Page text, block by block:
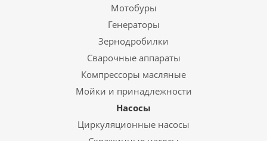
Мотобуры
Генераторы
Зернодробилки
Сварочные аппараты
Компрессоры масляные
Мойки и принадлежности
Насосы
Циркуляционные насосы